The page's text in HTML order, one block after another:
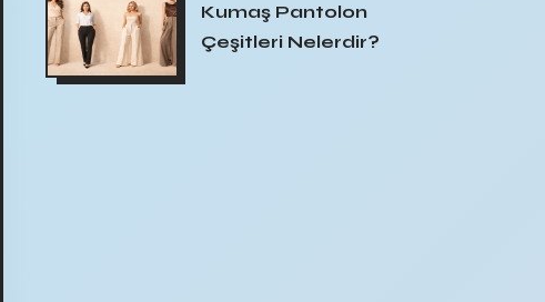
Kumaş Pantolon
Çeşitleri Nelerdir?